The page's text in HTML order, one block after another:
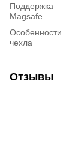
Поддержка
Magsafe
Особенности
чехла
Отзывы